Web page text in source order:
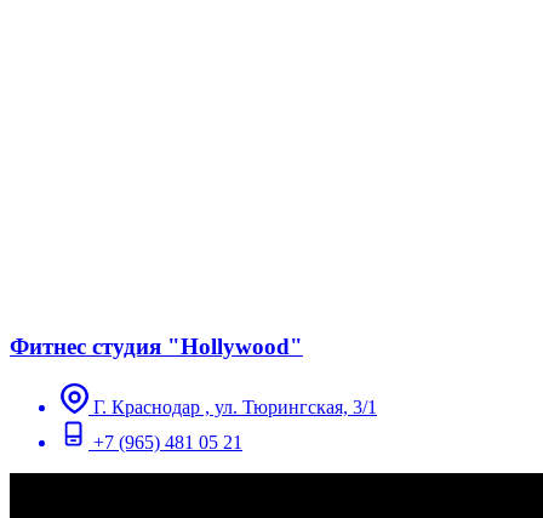
Фитнес студия "Hollywood"
Г. Краснодар , ул. Тюрингская, 3/1
+7 (965) 481 05 21